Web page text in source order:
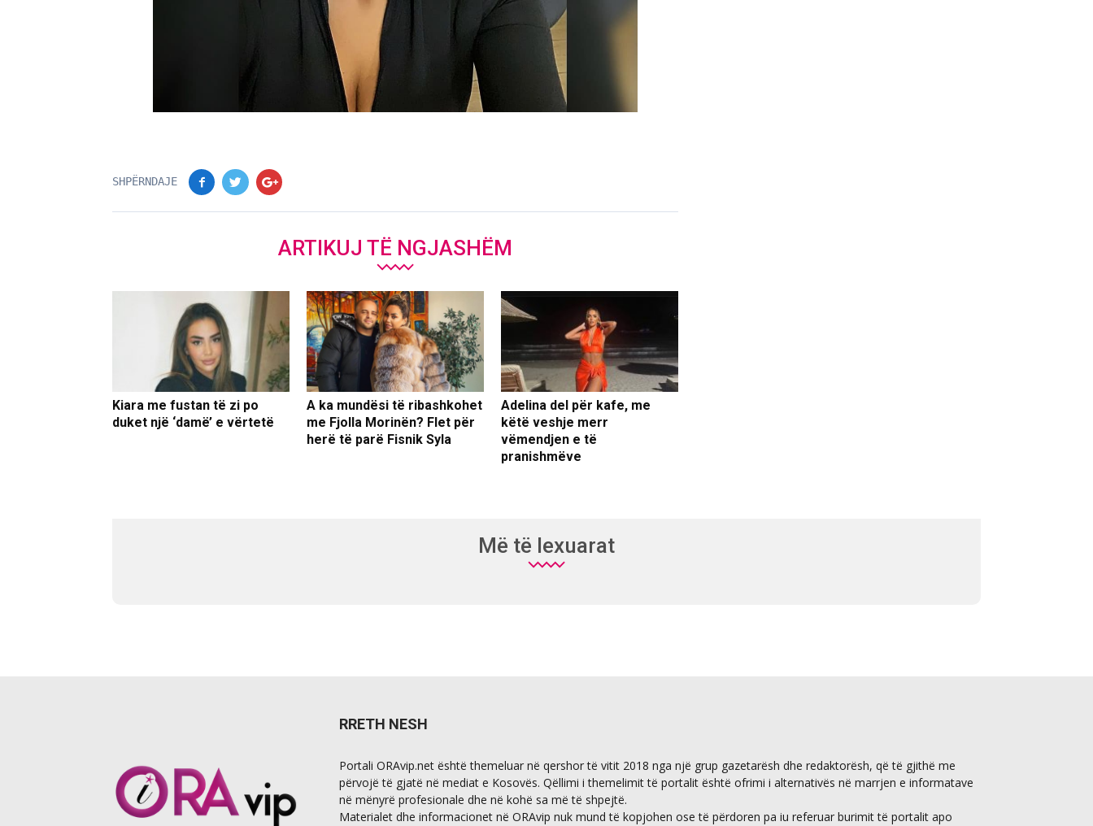
SHPËRNDAJE
ARTIKUJ TË NGJASHËM
Kiara me fustan të zi po
duket një ‘damë’ e vërtetë
A ka mundësi të ribashkohet
me Fjolla Morinën? Flet për
herë të parë Fisnik Syla
Adelina del për kafe, me
këtë veshje merr
vëmendjen e të
pranishmëve
Më të lexuarat
RRETH NESH
Portali ORAvip.net është themeluar në qershor të vitit 2018 nga një grup gazetarësh dhe redaktorësh, që të gjithë me
përvojë të gjatë në mediat e Kosovës. Qëllimi i themelimit të portalit është ofrimi i alternativës në marrjen e informatave
në mënyrë profesionale dhe në kohë sa më të shpejtë.
Materialet dhe informacionet në ORAvip nuk mund të kopjohen ose të përdoren pa iu referuar burimit të portalit apo